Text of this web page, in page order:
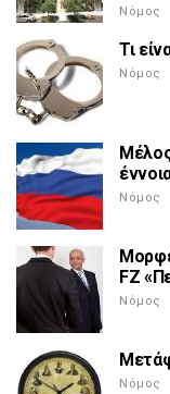
Νόμος
Τι
Νόμος
Νόμος
FZ
Νόμος
Νόμος